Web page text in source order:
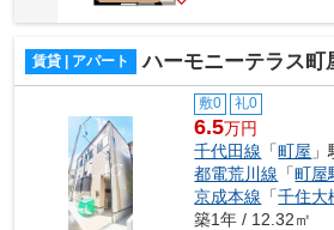
賃貸 | アパート ハーモニーテラス
敷0 礼0
6.5万円
千代田線 「町屋
都電荒川線 「町屋
京成本線 「千住大
築1年 / 12.32㎡